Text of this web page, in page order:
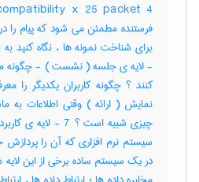
فرستنده مطمئن می شود که پیام
- لایه ی جلسه ( نشست ) - چگونه
نمایش ( ارائه ) وقتی اطلاعات به
چیزی شبیه است ؟ 7 -
سیستم نرم افزاری که آن را
در یک سیستم ساده برخی از این